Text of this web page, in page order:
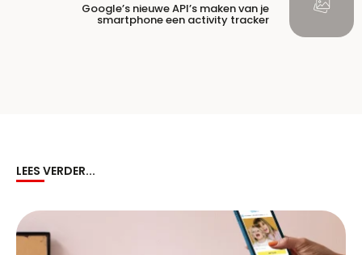
Google’s nieuwe API’s maken van je
smartphone een activity tracker
LEES VERDER...